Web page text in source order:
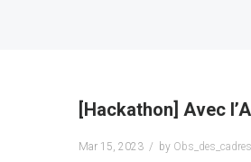
[Hackathon] Avec
Mar 15, 2023 by Obs_des_cadres